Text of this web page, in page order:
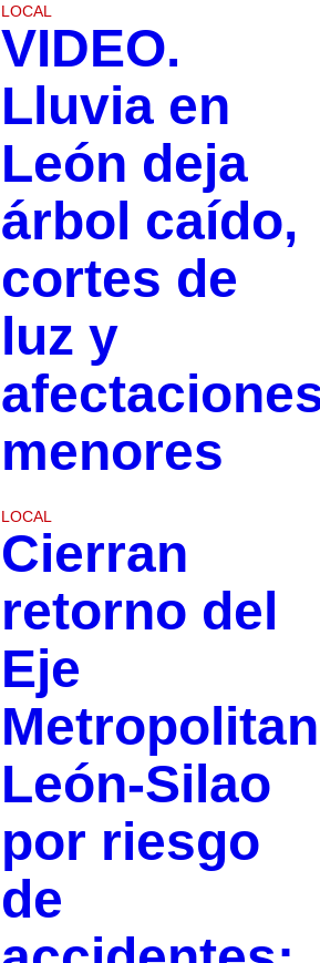
LOCAL
VIDEO.
Lluvia en
León deja
árbol caído,
cortes de
luz y
menores
LOCAL
Cierran
retorno del
Eje
León-Silao
por riesgo
de